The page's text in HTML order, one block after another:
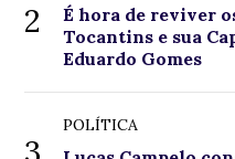
2
É hora de reviver
Tocantins e sua
Eduardo Gomes
POLÍTICA